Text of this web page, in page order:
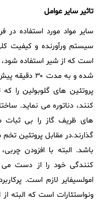
تاثیرسایرعوامل
سایر مواد مورد استفاده
سیستم ورآورنده و کیفیت کلی
شده و به
پروتئین های گلوبولین را
کنند، دناتوره می نماید.
های ظریف گاز را بی ثبات
گذارند.در مقابل پروتئین
باشد. البته با افزودن
کنندگی خود را از دست
امولسیفایر لازم است.
ونواستئارات است که البته